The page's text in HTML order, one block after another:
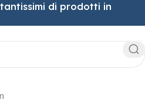
di prodotti in